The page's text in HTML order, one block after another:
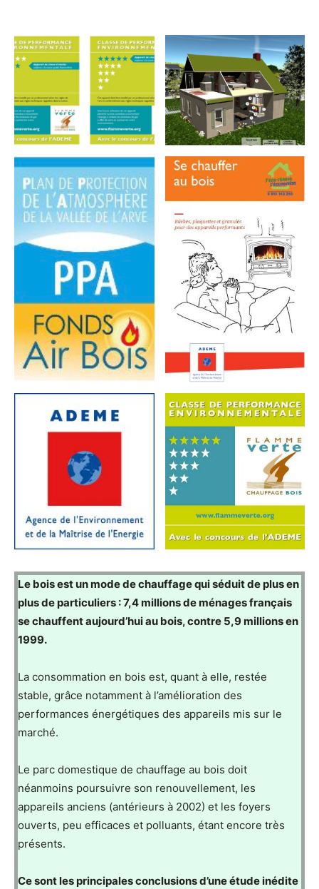
Le bois est un mode de chauffage qui séduit de plus en
plus de particuliers : 7,4 millions de ménages français
se chauffent aujourd’hui au bois, contre 5,9 millions en
1999.
La consommation en bois est, quant à elle, restée
stable, grâce notamment à l’amélioration des
performances énergétiques des appareils mis sur le
marché.
Le parc domestique de chauffage au bois doit
néanmoins poursuivre son renouvellement, les
appareils anciens (antérieurs à 2002) et les foyers
ouverts, peu efficaces et polluants, étant encore très
présents.
Ce sont les principales conclusions d’une étude inédite